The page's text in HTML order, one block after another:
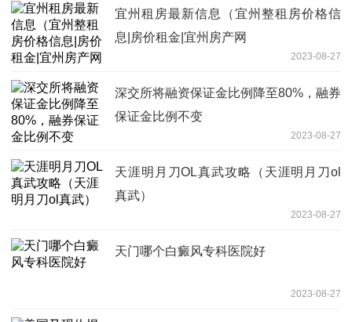
宜州租房最新信息（宜州整租房价格信
息|房价租金|宜州房产网
2023-08-27
深交所将融资保证金比例降至80%，融券
保证金比例不变
2023-08-27
天涯明月刀OL真武攻略（天涯明月刀ol
真武）
2023-08-27
天门哪个白癜风专科医院好
2023-08-27